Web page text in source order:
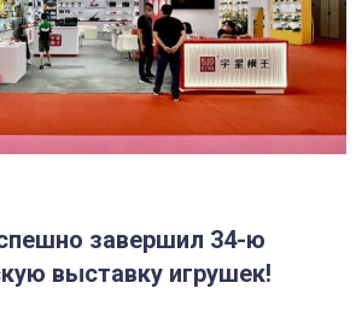
завершил 34-ю
выставку игрушек!